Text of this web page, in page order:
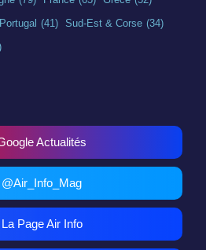
Portugal (41) Sud-Est & Corse (34)
Actualités
@Air_Info_Mag
La Page Air Info